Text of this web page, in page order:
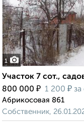
1
Участок 7 сот.,
800 000 ₽ 1 200 ₽ за
Абрикосовая 861
Собственник,